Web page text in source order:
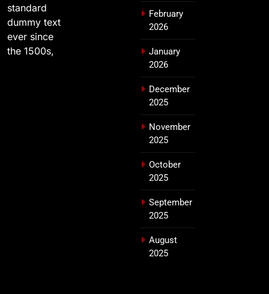
standard
dummy text
ever since
the 1500s,
February
2026
January
2026
December
2025
November
2025
October
2025
September
2025
August
2025